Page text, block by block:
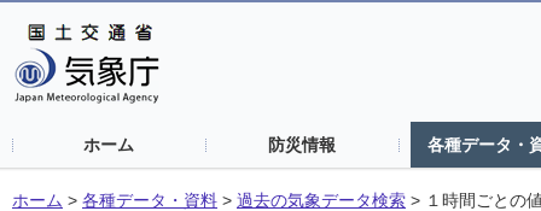
ホーム 防災情報 各種データ・
ホーム > 各種データ・資料 > 過去の気象データ検索 > １時間ごとの